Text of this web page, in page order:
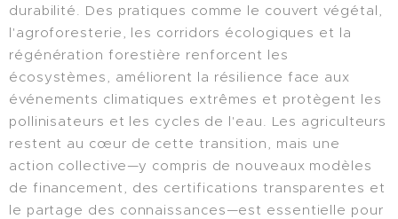
durabilité. Des pratiques comme le couvert végétal,
l'agroforesterie, les corridors écologiques et la
régénération forestière renforcent les
écosystèmes, améliorent la résilience face aux
événements climatiques extrêmes et protègent les
pollinisateurs et les cycles de l'eau. Les agriculteurs
restent au cœur de cette transition, mais une
action collective—y compris de nouveaux modèles
de financement, des certifications transparentes et
le partage des connaissances—est essentielle pour